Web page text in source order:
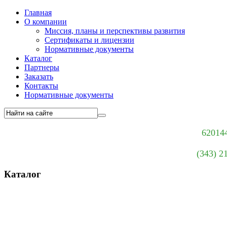
Главная
О компании
Миссия, планы и перспективы развития
Сертификаты и лицензии
Нормативные документы
Каталог
Партнеры
Заказать
Контакты
Нормативные документы
(343)
Каталог